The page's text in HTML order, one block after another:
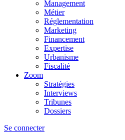
Management
Métier
Réglementation
Marketing
Financement
Expertise
Urbanisme
Fiscalité
Zoom
Stratégies
Interviews
Tribunes
Dossiers
Se connecter